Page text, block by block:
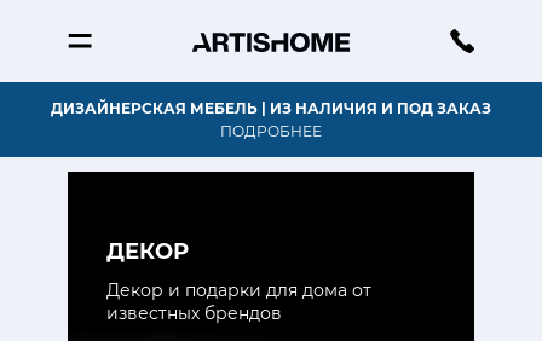
NEW | НОВОЕ ПОСТУПЛЕНИЕ В МАГАЗИНЕПЕРЕЙТИ В КАТАЛОГ
ДИЗАЙНЕРСКАЯ МЕБЕЛЬ | ИЗ НАЛИЧИЯ И ПОД ЗАКАЗ
ПОДРОБНЕЕ
ДЕКОР
Декор и подарки для дома от
известных брендов